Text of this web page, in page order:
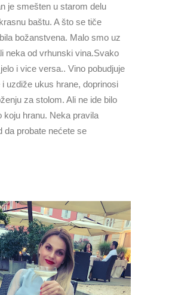
je smešten u starom delu
baštu. A što se tiče
božanstvena. Malo smo uz
neka od vrhunski vina.Svako
i vice versa.. Vino pobudjuje
i uzdiže ukus hrane, doprinosi
za stolom. Ali ne ide bilo
koju hranu. Neka pravila
da probate nećete se